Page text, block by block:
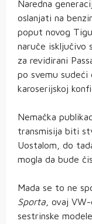
Naredna
oslanjati na
poput novog
naruče isključivo
za revidirani
po svemu sudeći
karoserijskoj
Nemačka
transmisija biti
Uostalom, do
mogla da bude
Mada se to ne
Sporta , ovaj
sestrinske